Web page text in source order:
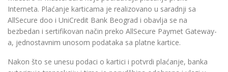
Interneta. Plaćanje karticama je realizovano u saradnji sa
AllSecure doo i UniCredit Bank Beograd i obavlja se na
bezbedan i sertifikovan način preko AllSecure Paymet Gateway-
a, jednostavnim unosom podataka sa platne kartice.
Nakon što se unesu podaci o kartici i potvrdi plaćanje, banka